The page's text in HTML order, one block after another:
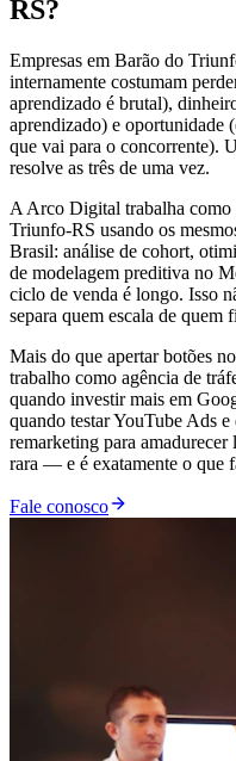
RS?
Empresas em Barão do
internamente costumam
aprendizado é brutal),
aprendizado) e oportunidade
que vai para o concorrente).
resolve as três de uma vez.
A Arco Digital trabalha como
Triunfo-RS usando os
Brasil: análise de cohort,
de modelagem preditiva no
ciclo de venda é longo. Isso
separa quem escala de quem
Mais do que apertar botões
trabalho como agência de
quando investir mais em
quando testar YouTube Ads
remarketing para
rara — e é exatamente o que
Fale conosco